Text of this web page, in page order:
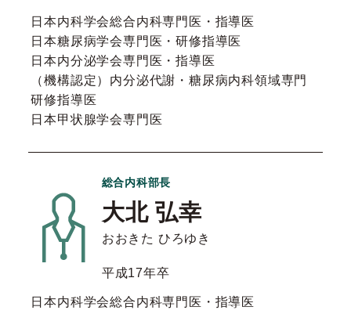
日本内科学会総合内科専門医・指導医
日本糖尿病学会専門医・研修指導医
日本内分泌学会専門医・指導医
（機構認定）内分泌代謝・糖尿病内科領域専門
研修指導医
日本甲状腺学会専門医
総合内科部長
大北 弘幸
おおきた ひろゆき
平成17年卒
日本内科学会総合内科専門医・指導医